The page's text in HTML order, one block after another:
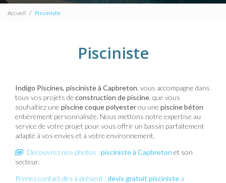
Accueil Pisciniste
Pisciniste
Indigo Piscines, piscinisteà Capbreton , vous accompagne dans
tous vos projets de construction de piscine , que vous
souhaitiez une piscine coque polyesterou une piscine béton
entièrement personnalisée. Nous mettons notre expertise au
service de votre projet pour vous offrir un bassin parfaitement
adapté à vos envies et à votre environnement.
Découvrez nos photos :piscinisteà Capbreton et son
secteur.
Prenez contact dès à présent :devis gratuit pisciniste à